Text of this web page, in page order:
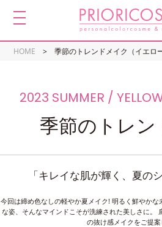
HOME 季節のトレンドメイク（イエロ
季節のトレン
「キレイな肌が輝く、夏の
今回は締め色なしの軽やか夏メイク! 明るく鮮やかな
な姿、そんなマインドこそが洗練された美しさに。
の抜け感メイクをご提案
toggle
navigation